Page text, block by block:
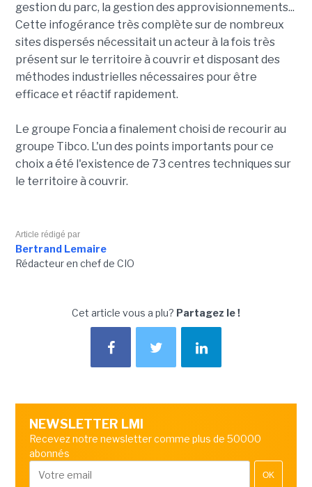
gestion du parc, la gestion des approvisionnements...
Cette infogérance très complète sur de nombreux
sites dispersés nécessitait un acteur à la fois très
présent sur le territoire à couvrir et disposant des
méthodes industrielles nécessaires pour être
efficace et réactif rapidement.
Le groupe Foncia a finalement choisi de recourir au
groupe Tibco. L'un des points importants pour ce
choix a été l'existence de 73 centres techniques sur
le territoire à couvrir.
Article rédigé par
Bertrand Lemaire
Rédacteur en chef de CIO
Cet article vous a plu? Partagez le !
NEWSLETTER LMI
Recevez notre newsletter comme plus de 50000
abonnés
OK